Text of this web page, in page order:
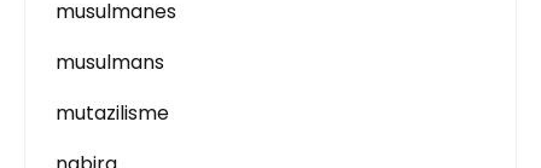
musulmanes
musulmans
mutazilisme